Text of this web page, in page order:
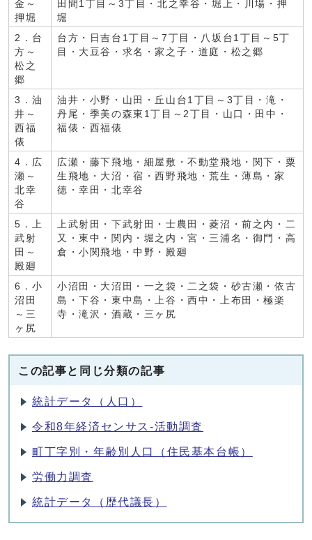
金～
押堀
田間1丁目～3丁目・北之幸谷・堀上・川場・押
堀
2．台
方～
松之
郷
台方・日吉台1丁目～7丁目・八坂台1丁目～5丁
目・大豆谷・求名・家之子・道庭・松之郷
3．油
井～
西福
俵
油井・小野・山田・丘山台1丁目～3丁目・滝・
丹尾・季美の森東1丁目～2丁目・山口・田中・
福俵・西福俵
4．広
瀬～
北幸
谷
広瀬・藤下飛地・細屋敷・不動堂飛地・関下・粟
生飛地・大沼・宿・西野飛地・荒生・薄島・家
徳・幸田・北幸谷
5．上
武射
田～
殿廻
上武射田・下武射田・士農田・菱沼・前之内・二
又・東中・関内・堀之内・宮・三浦名・御門・高
倉・小関飛地・中野・殿廻
6．小
沼田
～三
ヶ尻
小沼田・大沼田・一之袋・二之袋・砂古瀬・依古
島・下谷・東中島・上谷・西中・上布田・極楽
寺・滝沢・酒蔵・三ヶ尻
この記事と同じ分類の記事
統計データ（人口）
令和8年経済センサス‐活動調査
町丁字別・年齢別人口（住民基本台帳）
労働力調査
統計データ（歴代議長）